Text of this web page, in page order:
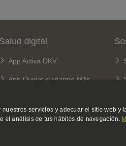
Salud digital
App Activa DKV
App Quiero cuidarme Más
servicios y adecuar el sitio web y
el análisis de tus hábitos de navegación.